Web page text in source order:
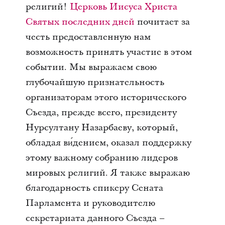
религий! Церковь Иисуса Христа
Святых последних дней почитает за
честь предоставленную нам
возможность принять участие в этом
событии. Мы выражаем свою
глубочайшую признательность
организаторам этого исторического
Съезда, прежде всего, президенту
Нурсултану Назарбаеву, который,
обладая ви́дением, оказал поддержку
этому важному собранию лидеров
мировых религий. Я также выражаю
благодарность спикеру Сената
Парламента и руководителю
секретариата данного Съезда –